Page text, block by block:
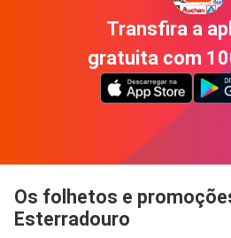
Transfira a
gratuita com
Os folhetos e
Esterradouro